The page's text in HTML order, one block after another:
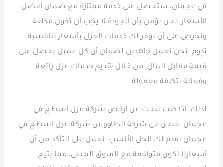
في عجمان، ستحصل على خدمة ممتازة مع ضمان أفضل
الأسعار. نحن نؤمن بأن الجودة لا يجب أن تكون مكلفة،
ونحرص على أن نوفر لك خدمات العزل بأسعار تنافسية
تدوم. نحن نعمل جاهدين لضمان أن كل عميل يحصل على
قيمة مقابل المال، من خلال تقديم خدمات عزل رائعة
وفعالة بتكلفة معقولة.
لذلك، إذا كنت تبحث عن أرخص شركة عزل أسطح في
عجمان، فنحن في شركة الطاووس شركة عزل اسطح في
عجمان نقدم لك الحل الأنسب. نعمل على التأكد من أن
أسعارنا تكون متوافقة مع السوق المحلي، مما يتيح